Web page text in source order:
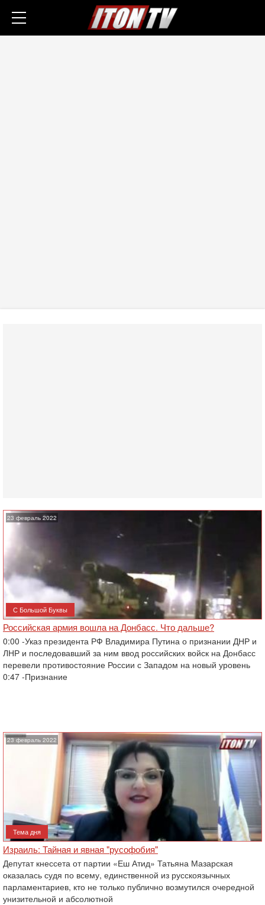
23 февраль 2022
С Большой Буквы
Российская армия вошла на Донбасс. Что дальше?
0:00 -Указ президента РФ Владимира Путина о признании ДНР и
ЛНР и последовавший за ним ввод российских войск на Донбасс
перевели противостояние России с Западом на новый уровень
0:47 -Признание
23 февраль 2022
Тема дня
Израиль: Тайная и явная "русофобия"
Депутат кнессета от партии «Еш Атид» Татьяна Мазарская
оказалась судя по всему, единственной из русскоязычных
парламентариев, кто не только публично возмутился очередной
унизительной и абсолютной